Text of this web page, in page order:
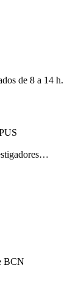
de 8 a 14 h.
BCN